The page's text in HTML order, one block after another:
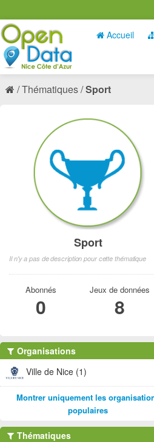
Accueil
Thématiques Sport
Sport
Il n'y a pas de description pour cette thématique
Abonnés
0
Jeux de données
8
Organisations
Ville de Nice (1)
Montrer uniquement les
populaires
Thématiques